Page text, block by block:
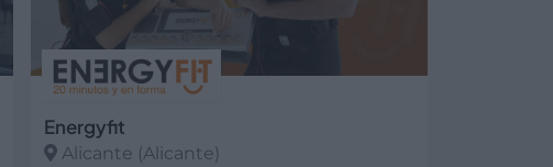
Energyfit
Alicante (Alicante)